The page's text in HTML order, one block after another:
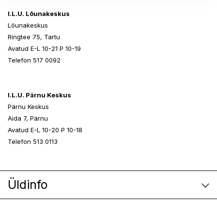
I.L.U. Lõunakeskus
Lõunakeskus
Ringtee 75, Tartu
Avatud E-L 10-21 P 10-19
Telefon 517 0092
I.L.U. Pärnu Keskus
Pärnu Keskus
Aida 7, Pärnu
Avatud E-L 10-20 P 10-18
Telefon 513 0113
Üldinfo